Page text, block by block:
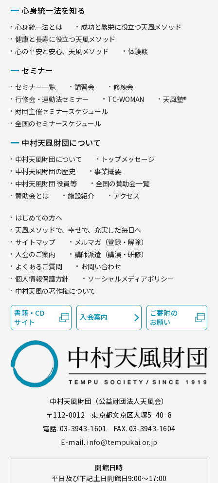
書籍・CD
サイト
入会案内
ご寄附の
お願い
中村天風財団（公益財団法人天風会）
〒112-0012 東京都文京区大塚5−40−8
電話. 03-3943-1601 FAX. 03-3943-1604
E-mail. info@tempukai.or.jp
開館日時
平日及び下記土日開館日9:00～17:00
心身統一法を知る
心身統一法とは
成功と繁栄に役立つ天風メソッド
健康と長寿に役立つ天風メソッド
心の平安と安心、天風メソッド
体験談
セミナー
セミナー一覧 講習会
修練会
行修会・運動法セミナー
TC-WOMAN
天風塾®
財団主催セミナースケジュール
全国のセミナースケジュール
中村天風財団について
中村天風財団について
トップメッセージ
中村天風財団の歴史
事業概要
中村天風財団 役員等
全国の賛助会一覧
賛助会とは
施設紹介 アクセス
はじめての方へ
天風メソッドで、幸せで、充実した毎日へ
サイトマップ
メルマガ（登録・解除）
入会のご案内
講師派遣（講演・研修）
よくあるご質問
お問い合わせ
個人情報保護方針
ソーシャルメディアポリシー
中村天風の著作権について